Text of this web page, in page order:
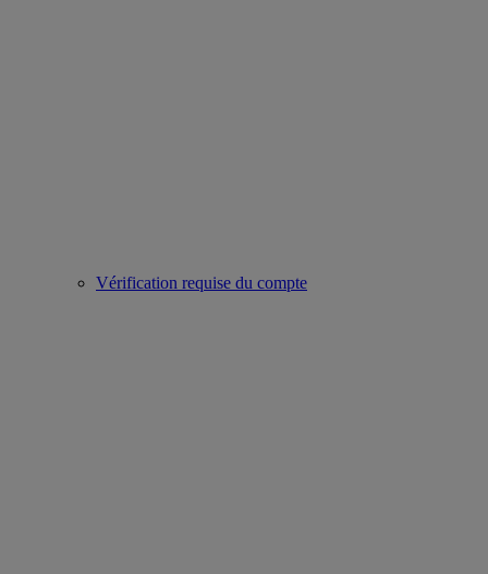
Vérification requise du compte